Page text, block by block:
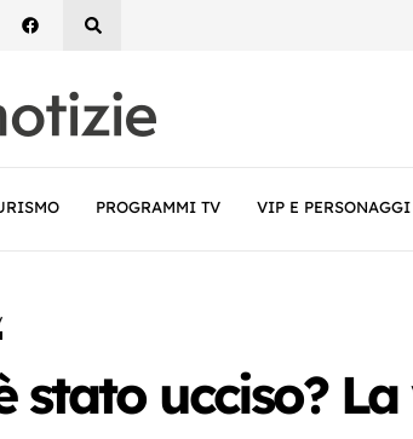
PROGRAMMI TV VIP E PERSONAGGI
stato ucciso?